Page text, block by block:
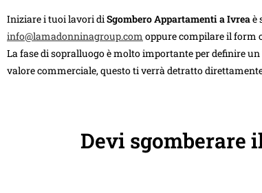
Iniziare i tuoi lavori di Sgombero Appartamenti a Ivrea è
info@lamadonninagroup.com oppure compilare il form
La fase di sopralluogo è molto importante per definire
valore commerciale, questo ti verrà detratto
Devi sgomberare